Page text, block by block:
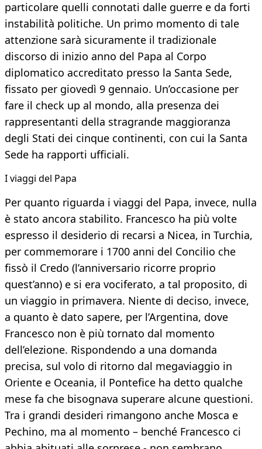
particolare quelli connotati dalle guerre e da forti
instabilità politiche. Un primo momento di tale
attenzione sarà sicuramente il tradizionale
discorso di inizio anno del Papa al Corpo
diplomatico accreditato presso la Santa Sede,
fissato per giovedì 9 gennaio. Un’occasione per
fare il check up al mondo, alla presenza dei
rappresentanti della stragrande maggioranza
degli Stati dei cinque continenti, con cui la Santa
Sede ha rapporti ufficiali.
I viaggi del Papa
Per quanto riguarda i viaggi del Papa, invece, nulla
è stato ancora stabilito. Francesco ha più volte
espresso il desiderio di recarsi a Nicea, in Turchia,
per commemorare i 1700 anni del Concilio che
fissò il Credo (l’anniversario ricorre proprio
quest’anno) e si era vociferato, a tal proposito, di
un viaggio in primavera. Niente di deciso, invece,
a quanto è dato sapere, per l’Argentina, dove
Francesco non è più tornato dal momento
dell’elezione. Rispondendo a una domanda
precisa, sul volo di ritorno dal megaviaggio in
Oriente e Oceania, il Pontefice ha detto qualche
mese fa che bisognava superare alcune questioni.
Tra i grandi desideri rimangono anche Mosca e
Pechino, ma al momento – benché Francesco ci